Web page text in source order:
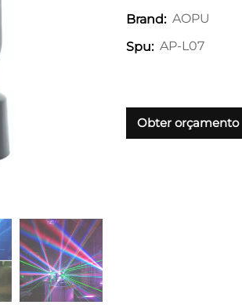
Brand: AOPU
Spu: AP-L07
Obter orçamento